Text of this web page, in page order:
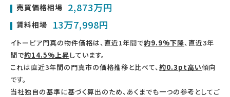
売買価格相場 2,873万円
賃料相場 13万7,998円
イトーピア門真の物件価格は、直近1年間で約9.9%下降、直近3年
間で約14.5%上昇しています。
これは直近3年間の門真市の価格推移と比べて、約0.3pt高い傾向
です。
当社独自の基準に基づく算出のため、あくまでも一つの参考としてご